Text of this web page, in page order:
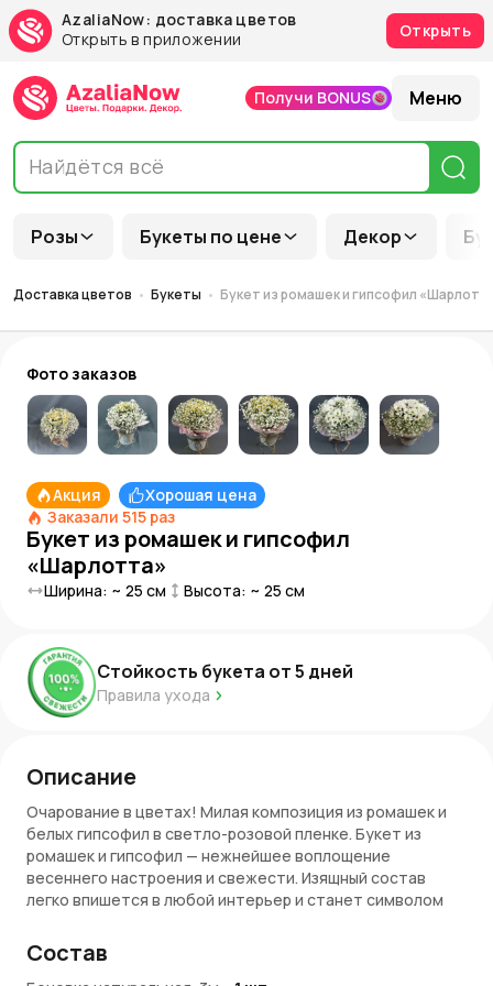
AzaliaNow: доставка цветов
Открыть в приложении
Открыть
Розы Букеты по цене Декор
Получи BONUS Меню
Доставка цветов Букеты Букет из ромашек и гипсофил
Фото заказов
Акция
Хорошая цена
Заказали 515 раз
Букет из ромашек и гипсофил
«Шарлотта»
Ширина: ~ 25 см Высота: ~ 25 см
Стойкость букета от5 дней
Правила ухода
Описание
Очарование в цветах! Милая композиция из ромашек и
белых гипсофил в светло-розовой пленке. Букет из
ромашек и гипсофил — нежнейшее воплощение
весеннего настроения и свежести. Изящный состав
легко впишется в любой интерьер и станет символом
Прелестный дуэт и его символика
Состав